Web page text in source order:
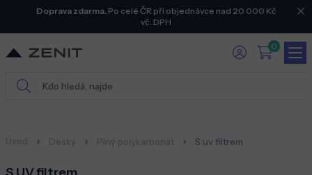
Doprava zdarma.Po celé ČR při objednávce nad 20 000 Kč
vč. DPH
0
Úvod Desky Plný polykarbonát S uv filtrem